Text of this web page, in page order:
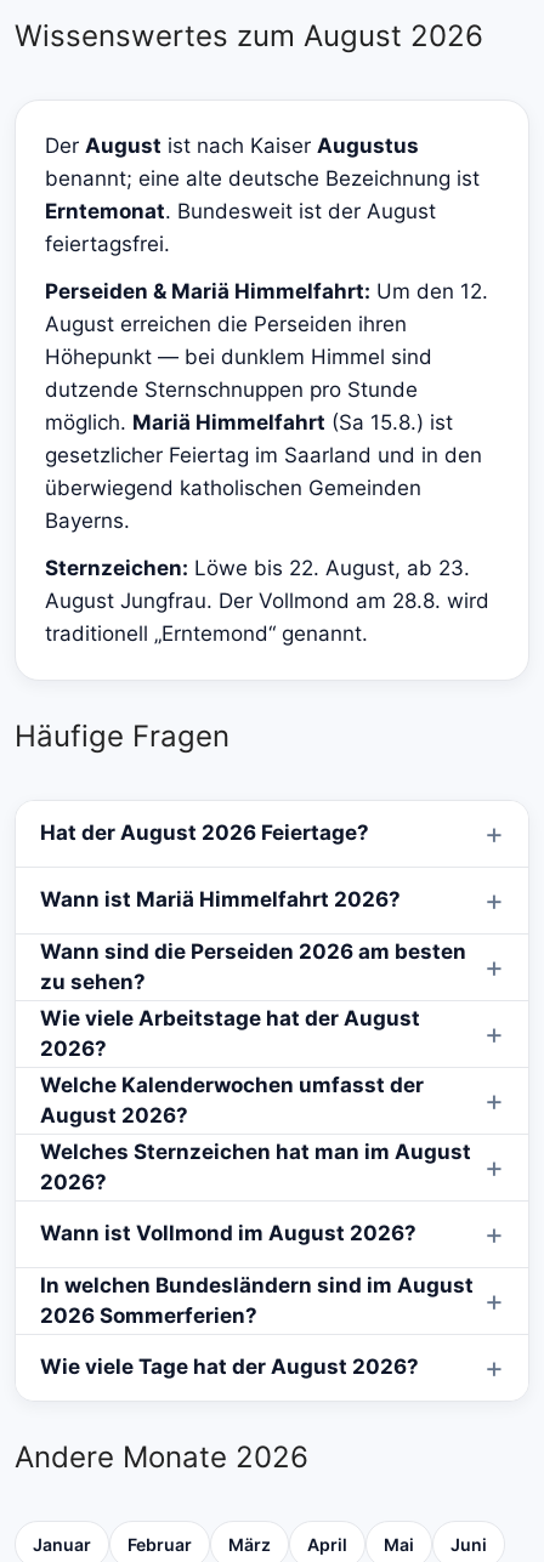
Wissenswertes zum August 2026
Der August ist nach Kaiser Augustus
benannt; eine alte deutsche Bezeichnung ist
Erntemonat. Bundesweit ist der August
feiertagsfrei.
Perseiden & Mariä Himmelfahrt: Um den 12.
August erreichen die Perseiden ihren
Höhepunkt — bei dunklem Himmel sind
dutzende Sternschnuppen pro Stunde
möglich. Mariä Himmelfahrt (Sa 15.8.) ist
gesetzlicher Feiertag im Saarland und in den
überwiegend katholischen Gemeinden
Bayerns.
Sternzeichen: Löwe bis 22. August, ab 23.
August Jungfrau. Der Vollmond am 28.8. wird
traditionell „Erntemond“ genannt.
Häufige Fragen
Hat der August 2026 Feiertage?
Wann ist Mariä Himmelfahrt 2026?
Wann sind die Perseiden 2026 am besten
zu sehen?
Wie viele Arbeitstage hat der August
2026?
Welche Kalenderwochen umfasst der
August 2026?
Welches Sternzeichen hat man im August
2026?
Wann ist Vollmond im August 2026?
In welchen Bundesländern sind im August
2026 Sommerferien?
Wie viele Tage hat der August 2026?
Andere Monate 2026
Januar Februar März April Mai Juni